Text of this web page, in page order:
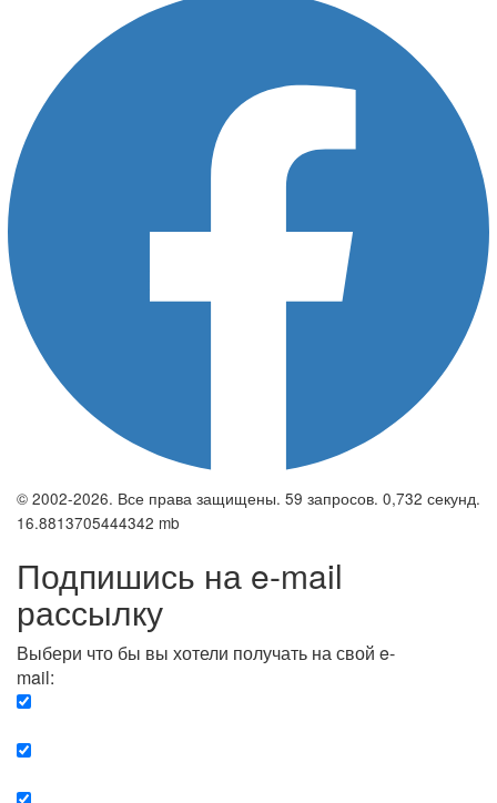
© 2002-2026. Все права защищены. 59 запросов. 0,732 секунд.
16.8813705444342 mb
Подпишись на e-mail
рассылку
Выбери что бы вы хотели получать на свой e-
mail: